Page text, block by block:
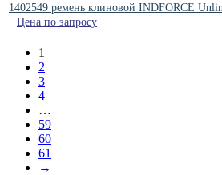
1402549 ремень клиновой INDFORCE
Цена по запросу
1
2
3
4
…
59
60
61
→